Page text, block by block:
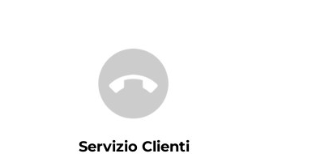
Servizio Clienti